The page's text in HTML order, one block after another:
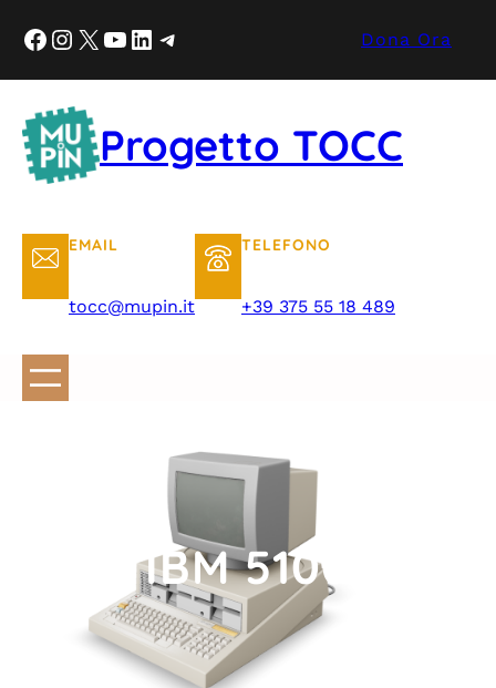
Dona Ora
Progetto TOCC
EMAIL
tocc@mupin.it
TELEFONO
+39 375 55 18 489
IBM 5100